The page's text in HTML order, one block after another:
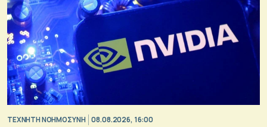
TΕΧΝΗΤΗ ΝΟΗΜΟΣΥΝΗ 08.08.2026, 16:00